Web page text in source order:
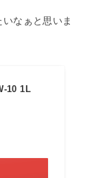
なぁと思いま
10 1L